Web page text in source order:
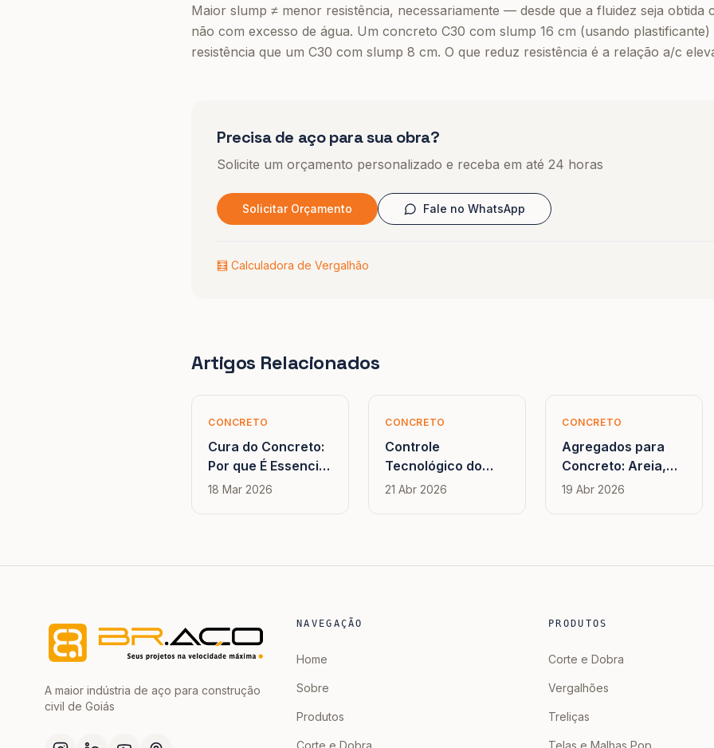
Maior slump ≠ menor resistência, necessariamente — desde que a fluidez seja obtida
não com excesso de água. Um concreto C30 com slump 16 cm (usando
resistência que um C30 com slump 8 cm. O que reduz resistência é a relação a/c
Precisa de aço para sua obra?
Solicite um orçamento personalizado e receba em até 24 horas
Solicitar Orçamento Fale no WhatsApp
🧮 Calculadora de Vergalhão
Artigos Relacionados
CONCRETO
Cura do Concreto:
Por que É Essencial
e Como Fazer
18 Mar 2026
CONCRETO
Controle
Tecnológico do
Concreto: Como
21 Abr 2026
CONCRETO
Agregados para
Concreto: Areia,
Brita e
19 Abr 2026
A maior indústria de aço para construção
civil de Goiás
NAVEGAÇÃO
Home
Sobre
Produtos
Corte e Dobra
PRODUTOS
Corte e Dobra
Vergalhões
Treliças
Telas e Malhas Pop